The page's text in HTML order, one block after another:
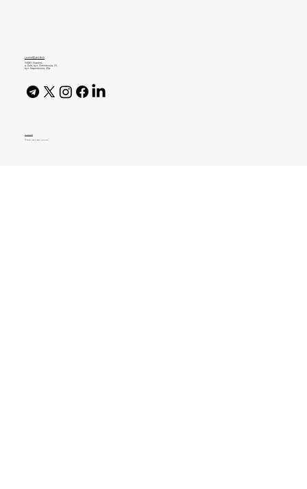
journal@gen.tech
04080, Україна,
м. Київ, вул. Оленівська, 23,​
вул. Кирилівська, 40р
AI Policy
© 2026 High Bar Journal